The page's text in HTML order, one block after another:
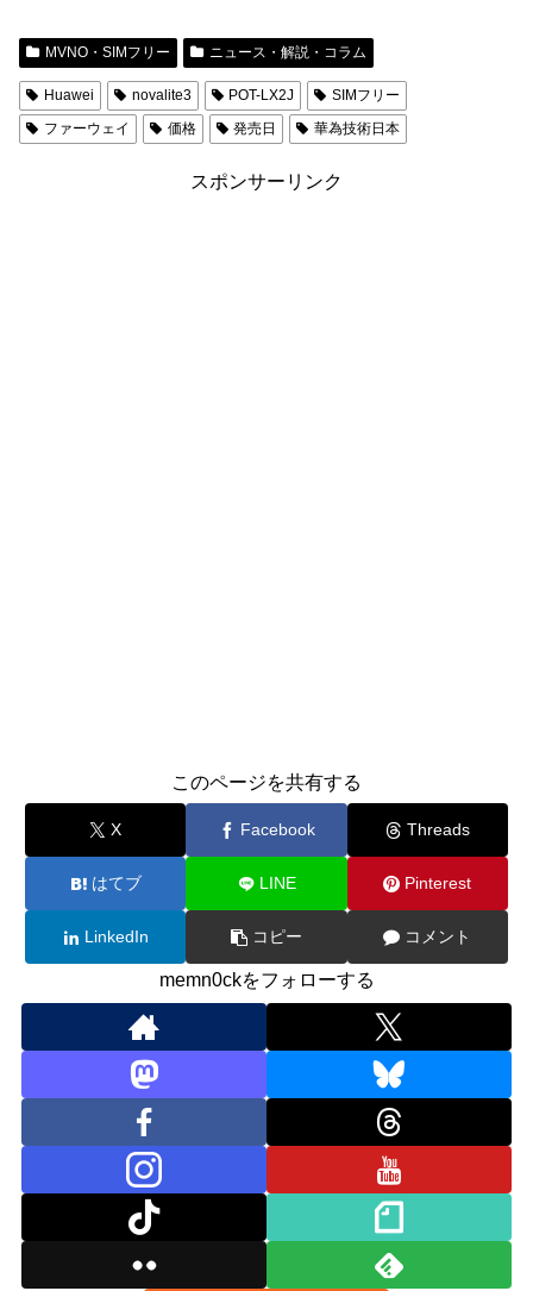
MVNO・SIMフリー ニュース・解説・コラム
Huawei novalite3 POT-LX2J
SIMフリー
ファーウェイ
価格 発売日 華為技術日本
スポンサーリンク
このページを共有する
X Facebook Threads
はてブ LINE Pinterest
LinkedIn コピー コメント
memn0ckをフォローする